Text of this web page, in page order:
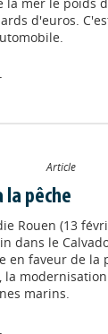
d'euros.
Article
la pêche
Rouen (13
dans le
en faveur de la
la
marins.